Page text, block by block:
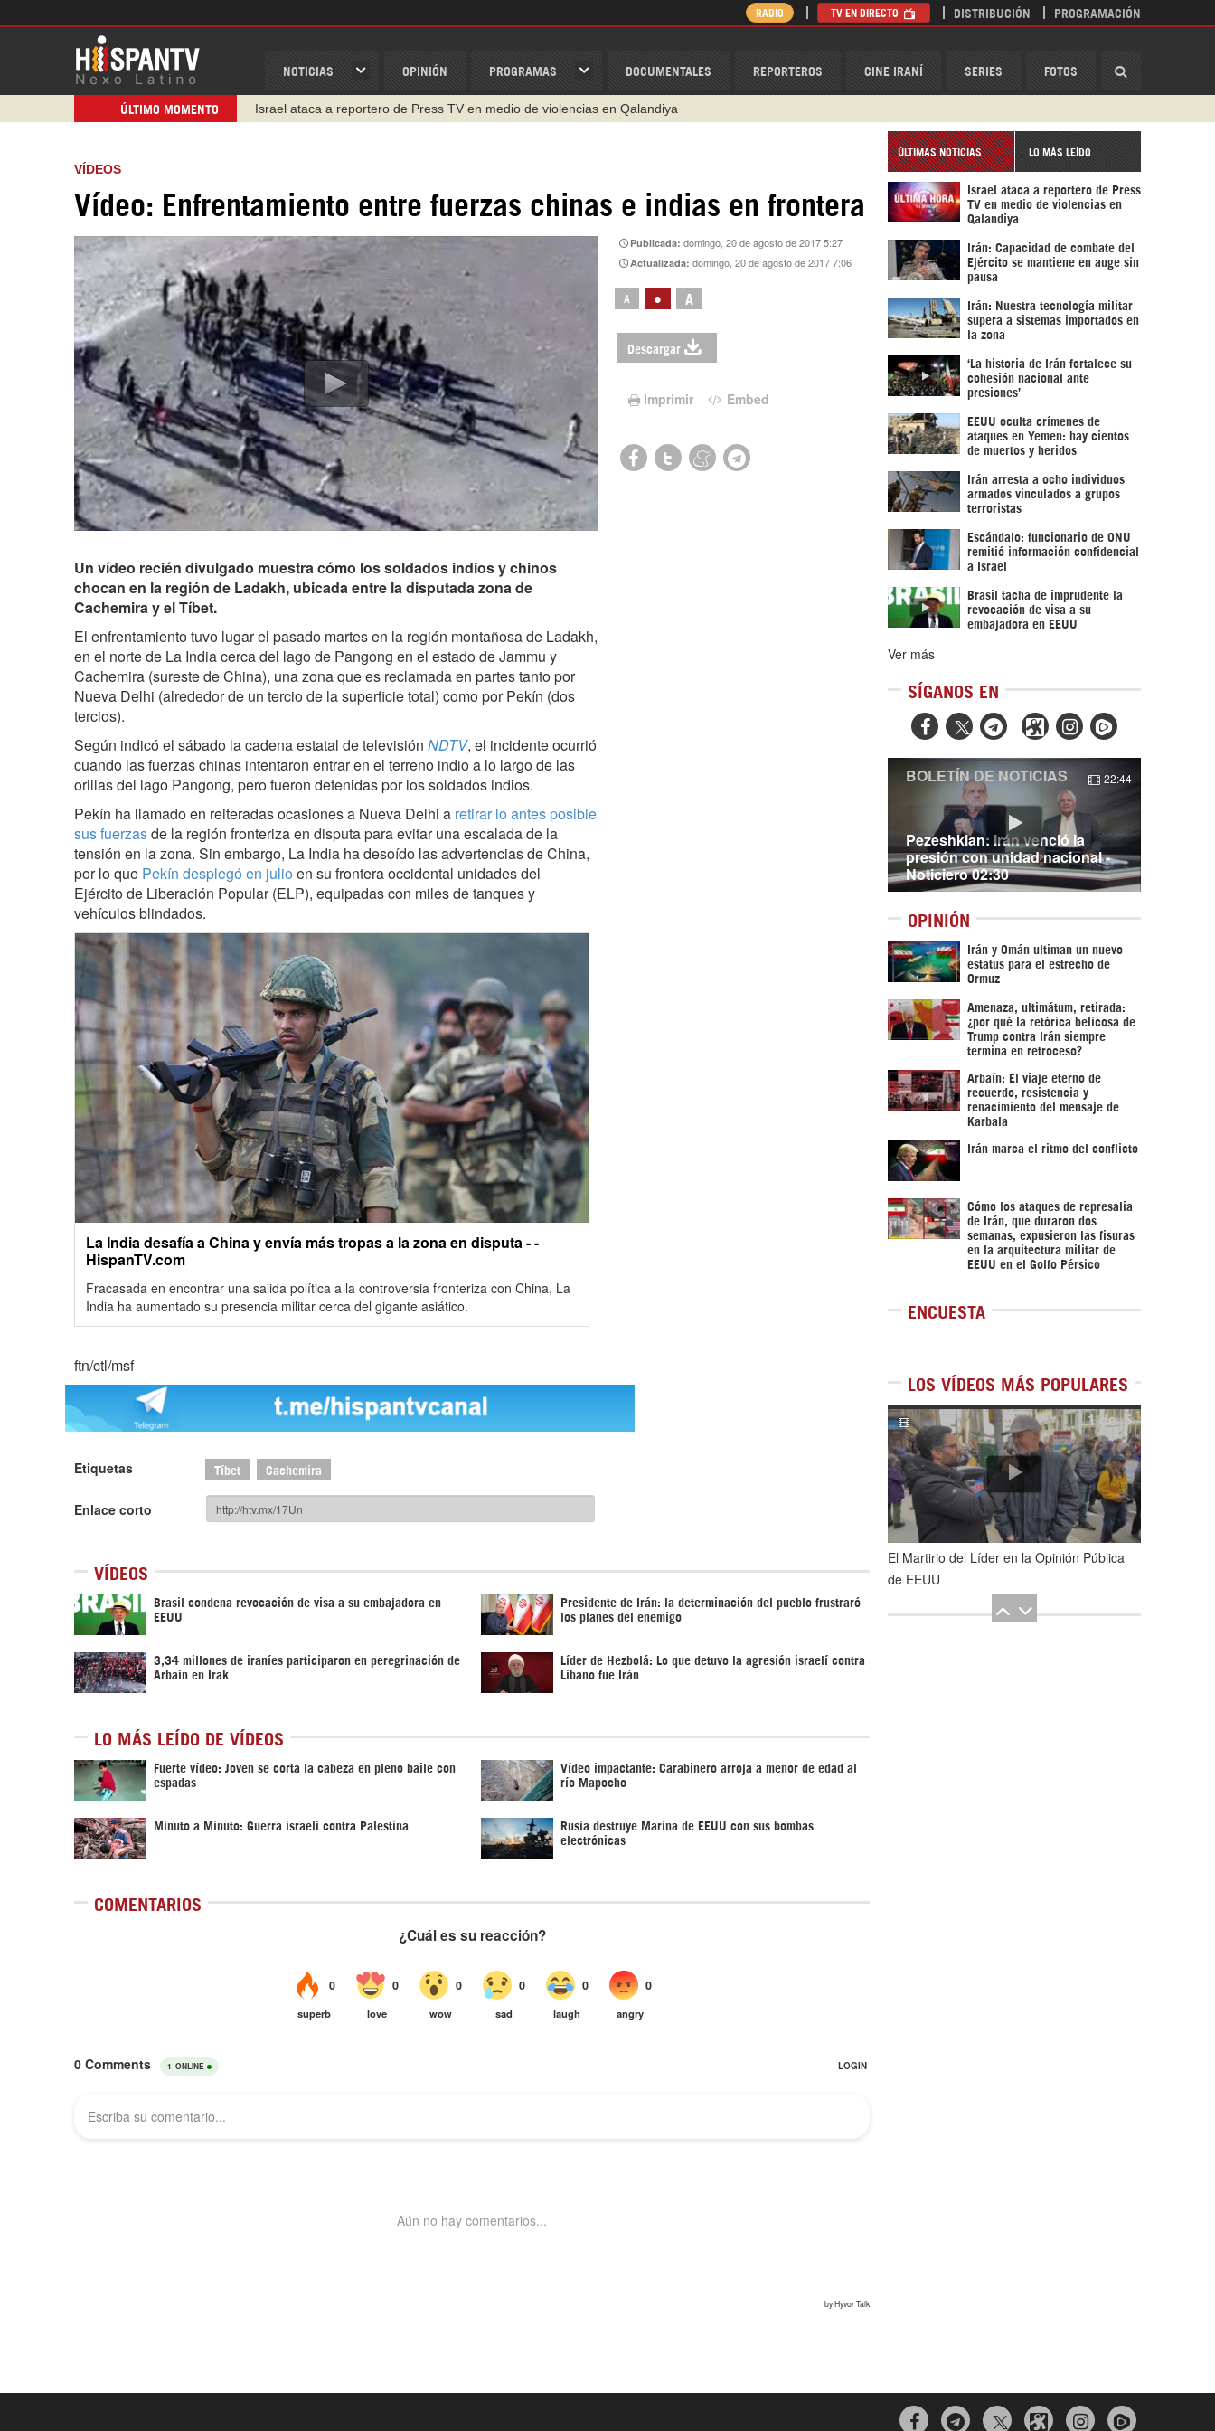
NOTICIAS OPINIÓN PROGRAMAS DOCUMENTALES REPORTEROS CINE IRANÍ SERIES FOTOS
RADIO TV EN DIRECTO DISTRIBUCIÓN PROGRAMACIÓN
ÚLTIMO MOMENTO Israel ataca a reportero de Press TV en medio de violencias en Qalandiya
VÍDEOS
Vídeo: Enfrentamiento entre fuerzas chinas e indias en frontera
Publicada:domingo, 20 de agosto de 2017 5:27
Actualizada:domingo, 20 de agosto de 2017 7:06
A • A
Descargar
Imprimir Embed
Un vídeo recién divulgado muestra cómo los soldados indios y chinos
chocan en la región de Ladakh, ubicada entre la disputada zona de
Cachemira y el Tíbet.
El enfrentamiento tuvo lugar el pasado martes en la región montañosa de Ladakh,
en el norte de La India cerca del lago de Pangong en el estado de Jammu y
Cachemira (sureste de China), una zona que es reclamada en partes tanto por
Nueva Delhi (alrededor de un tercio de la superficie total) como por Pekín (dos
tercios).
Según indicó el sábado la cadena estatal de televisión NDTV, el incidente ocurrió
cuando las fuerzas chinas intentaron entrar en el terreno indio a lo largo de las
orillas del lago Pangong, pero fueron detenidas por los soldados indios.
Pekín ha llamado en reiteradas ocasiones a Nueva Delhi a retirar lo antes posible
sus fuerzasde la región fronteriza en disputa para evitar una escalada de la
tensión en la zona. Sin embargo, La India ha desoído las advertencias de China,
por lo que Pekín desplegó en julio en su frontera occidental unidades del
Ejército de Liberación Popular (ELP), equipadas con miles de tanques y
vehículos blindados.
La India desafía a China y envía más tropas a la zona en disputa - -
HispanTV.com
Fracasada en encontrar una salida política a la controversia fronteriza con China, La
India ha aumentado su presencia militar cerca del gigante asiático.
ftn/ctl/msf
Etiquetas Tíbet Cachemira
Enlace corto
VÍDEOS
Brasil condena revocación de visa a su embajadora en
EEUU
Presidente de Irán: la determinación del pueblo frustraró
los planes del enemigo
3,34 millones de iraníes participaron en peregrinación de
Arbaín en Irak
Líder de Hezbolá: Lo que detuvo la agresión israelí contra
Líbano fue Irán
LO MÁS LEÍDO DE VÍDEOS
Fuerte vídeo: Joven se corta la cabeza en pleno baile con
espadas
Vídeo impactante: Carabinero arroja a menor de edad al
río Mapocho
Minuto a Minuto: Guerra israelí contra Palestina Rusia destruye Marina de EEUU con sus bombas
electrónicas
COMENTARIOS
ÚLTIMAS NOTICIAS LO MÁS LEÍDO
Israel ataca a reportero de Press
TV en medio de violencias en
Qalandiya
Irán: Capacidad de combate del
Ejército se mantiene en auge sin
pausa
Irán: Nuestra tecnología militar
supera a sistemas importados en
la zona
‘La historia de Irán fortalece su
cohesión nacional ante
presiones’
EEUU oculta crímenes de
ataques en Yemen: hay cientos
de muertos y heridos
Irán arresta a ocho individuos
armados vinculados a grupos
terroristas
Escándalo: funcionario de ONU
remitió información confidencial
a Israel
Brasil tacha de imprudente la
revocación de visa a su
embajadora en EEUU
Ver más
SÍGANOS EN
  
Pezeshkian: Irán venció la
presión con unidad nacional -
Noticiero 02:30
BOLETÍN DE NOTICIAS 22:44
OPINIÓN
Irán y Omán ultiman un nuevo
estatus para el estrecho de
Ormuz
Amenaza, ultimátum, retirada:
¿por qué la retórica belicosa de
Trump contra Irán siempre
termina en retroceso?
Arbaín: El viaje eterno de
recuerdo, resistencia y
renacimiento del mensaje de
Karbala
Irán marca el ritmo del conflicto
Cómo los ataques de represalia
de Irán, que duraron dos
semanas, expusieron las fisuras
en la arquitectura militar de
EEUU en el Golfo Pérsico
ENCUESTA
LOS VÍDEOS MÁS POPULARES
1de5
El Martirio del Líder en la Opinión Pública
de EEUU
  